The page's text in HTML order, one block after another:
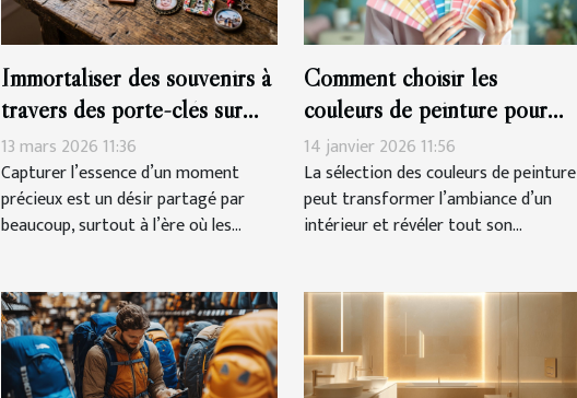
Immortaliser des souvenirs à
travers des porte-clés sur
mesure
13 mars 2026 11:36
Capturer l’essence d’un moment
précieux est un désir partagé par
beaucoup, surtout à l’ère où les...
Comment choisir les
couleurs de peinture pour
harmoniser votre espace ?
14 janvier 2026 11:56
La sélection des couleurs de peinture
peut transformer l’ambiance d’un
intérieur et révéler tout son...